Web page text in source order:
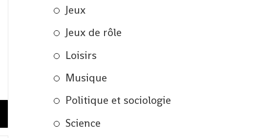
Jeux
Jeux de rôle
Loisirs
Musique
Politique et sociologie
Science